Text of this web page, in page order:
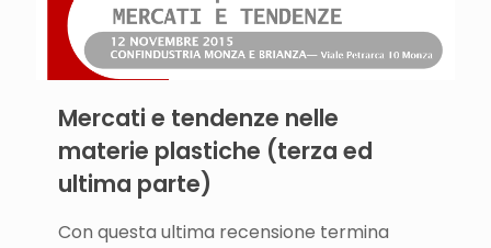
Mercati e tendenze nelle
materie plastiche (terza ed
ultima parte)
Con questa ultima recensione termina